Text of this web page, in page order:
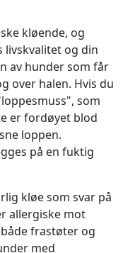
kløende, og
og din
av hunder som får
over halen. Hvis du
som
er fordøyet blod
loppen.
på en fuktig
kløe som svar på
allergiske mot
frastøter og
med